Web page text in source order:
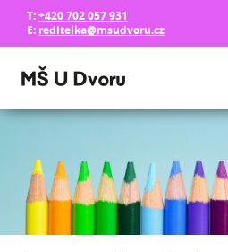
T:+420 702 057 931
E: reditelka@msudvoru.cz